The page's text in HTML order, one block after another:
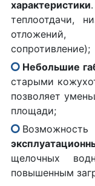
характеристики
теплоотдачи,
отложений,
сопротивление);
Небольшие
старыми
позволяет
площади;
щелочных
повышенным